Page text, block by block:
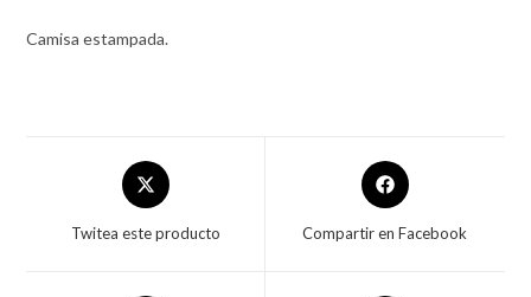
Camisa estampada.
Twitea este producto Compartir en Facebook